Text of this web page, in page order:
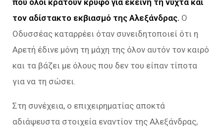
τον αδίστακτο εκβιασμό της Αλεξάνδρας. Ο
Οδυσσέας καταρρέει όταν συνειδητοποιεί ότι η
Αρετή έδινε μόνη τη μάχη της όλον αυτόν τον καιρό
και τα βάζει με όλους που δεν του είπαν τίποτα
για να τη σώσει.
Στη συνέχεια, ο επιχειρηματίας αποκτά
αδιάψευστα στοιχεία εναντίον της Αλεξάνδρας,